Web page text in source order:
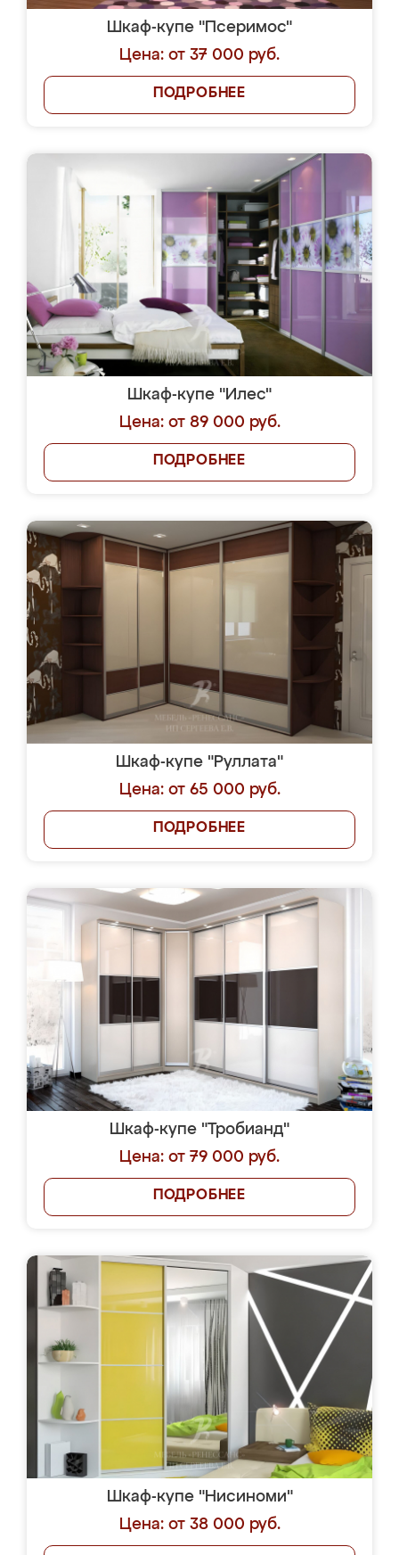
Шкаф-купе "Псеримос"
Цена: от 37 000 руб.
ПОДРОБНЕЕ
Шкаф-купе "Илес"
Цена: от 89 000 руб.
ПОДРОБНЕЕ
Шкаф-купе "Руллата"
Цена: от 65 000 руб.
ПОДРОБНЕЕ
Шкаф-купе "Тробианд"
Цена: от 79 000 руб.
ПОДРОБНЕЕ
Шкаф-купе "Нисиноми"
Цена: от 38 000 руб.